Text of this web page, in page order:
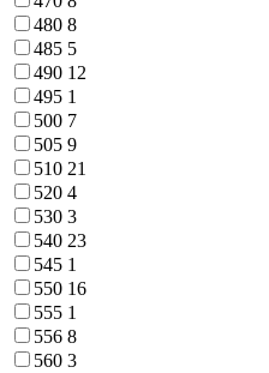
480 8
485 5
490 12
495 1
500 7
505 9
510 21
520 4
530 3
540 23
545 1
550 16
555 1
556 8
560 3